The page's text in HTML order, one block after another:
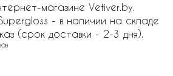
магазине Vetiver.by.
- в наличии на складе
(срок доставки - 2-3 дня).